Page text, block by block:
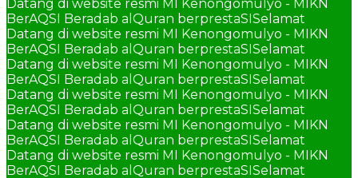
Datang di website resmi MI Kenongomulyo - MIKN
BerAQSI Beradab alQuran berprestaSISelamat
Datang di website resmi MI Kenongomulyo - MIKN
BerAQSI Beradab alQuran berprestaSISelamat
Datang di website resmi MI Kenongomulyo - MIKN
BerAQSI Beradab alQuran berprestaSISelamat
Datang di website resmi MI Kenongomulyo - MIKN
BerAQSI Beradab alQuran berprestaSISelamat
Datang di website resmi MI Kenongomulyo - MIKN
BerAQSI Beradab alQuran berprestaSISelamat
Datang di website resmi MI Kenongomulyo - MIKN
BerAQSI Beradab alQuran berprestaSISelamat